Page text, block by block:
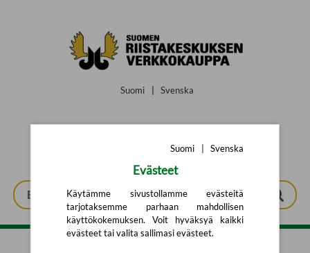
Suomi Svenska
Suomi Svenska
Evästeet
Käytämme sivustollamme evästeitä
tarjotaksemme parhaan mahdollisen
käyttökokemuksen. Voit hyväksyä kaikki
evästeet tai valita sallimasi evästeet.